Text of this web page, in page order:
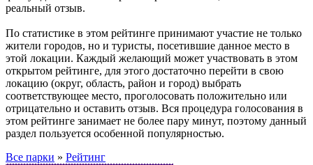
реальный отзыв.
По статистике в этом рейтинге принимают участие не только
жители городов, но и туристы, посетившие данное место в
этой локации. Каждый желающий может участвовать в этом
открытом рейтинге, для этого достаточно перейти в свою
локацию (округ, область, район и город) выбрать
соответствующее место, проголосовать положительно или
отрицательно и оставить отзыв. Вся процедура голосования в
этом рейтинге занимает не более пару минут, поэтому данный
раздел пользуется особенной популярностью.
Все парки » Рейтинг